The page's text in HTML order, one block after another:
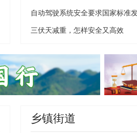
自动驾驶系统安全要求国家标准
三伏天减重，怎样安全又高效
乡镇街道